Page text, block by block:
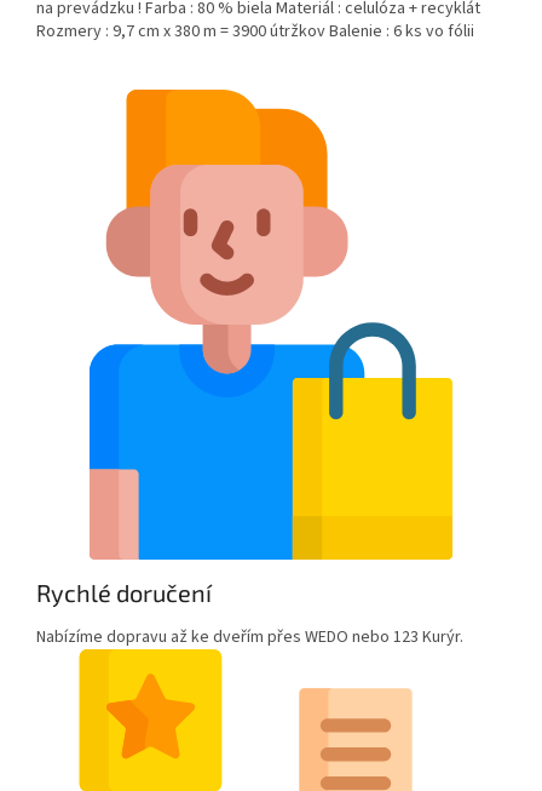
na prevádzku ! Farba : 80 % biela Materiál : celulóza + recyklát
Rozmery : 9,7 cm x 380 m = 3900 útržkov Balenie : 6 ks vo fólii
Rychlé doručení
Nabízíme dopravu až ke dveřím přes WEDO nebo 123 Kurýr.